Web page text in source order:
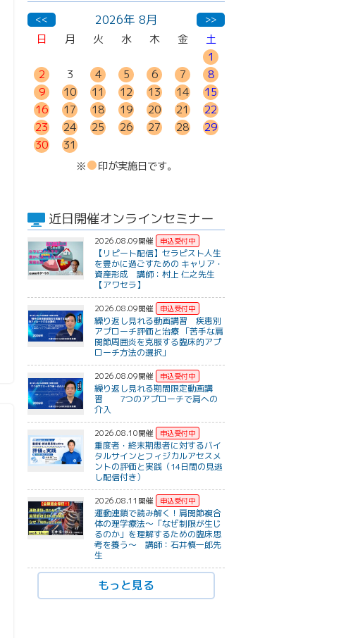
<< 2026年 8月 >>
日 月 火 水 木 金
土
1
2
3 4 5 6 7
8
9
10 11 12 13 14
15
16
17 18 19 20 21
22
23
24 25 26 27 28
29
30
31
※●印が実施日です。
近日開催オンラインセミナー
2026.08.09開催
【リピート配信】セラピスト人生
を豊かに過ごすための キャリア・
資産形成 講師：村上 仁之先生
【アワセラ】
2026.08.09開催
繰り返し見れる動画講習 疾患別
アプローチ評価と治療 「苦手な肩
関節周囲炎を克服する臨床的アプ
ローチ方法の選択」
2026.08.09開催
繰り返し見れる期間限定動画講
習 7つのアプローチで肩への
介入
2026.08.10開催
重度者・終末期患者に対するバイ
タルサインとフィジカルアセスメ
ントの評価と実践（14日間の見逃
し配信付き）
2026.08.11開催
運動連鎖で読み解く！肩関節複合
体の理学療法〜「なぜ制限が生じ
るのか」を理解するための臨床思
考を養う〜 講師：石井慎一郎先
生
もっと見る